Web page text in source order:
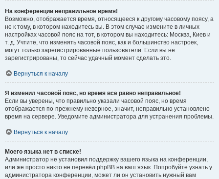
На конференции неправильное время!
Возможно, отображается время, относящееся к другому часовому поясу, а
не к тому, в котором находитесь вы. В этом случае измените в личных
настройках часовой пояс на тот, в котором вы находитесь: Москва, Киев и
т. д. Учтите, что изменять часовой пояс, как и большинство настроек,
могут только зарегистрированные пользователи. Если вы не
зарегистрированы, то сейчас удачный момент сделать это.
Вернуться к началу
Я изменил часовой пояс, но время всё равно неправильное!
Если вы уверены, что правильно указали часовой пояс, но время
отображается по-прежнему неверное, значит, неправильно установлено
время на сервере. Уведомите администратора для устранения проблемы.
Вернуться к началу
Моего языка нет в списке!
Администратор не установил поддержку вашего языка на конференции,
или же просто никто не перевёл phpBB на ваш язык. Попробуйте узнать у
администратора конференции, может ли он установить нужный вам